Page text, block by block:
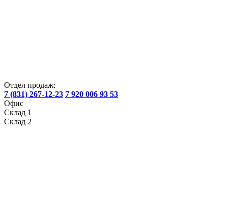
Отдел продаж:
7 (831) 267-12-23 7 920 006 93 53
Офис
Склад 1
Склад 2